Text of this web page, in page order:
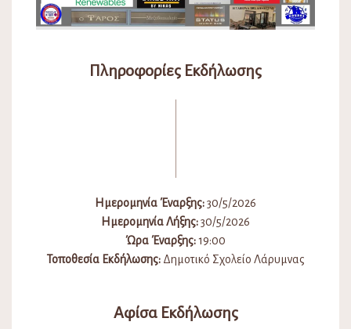
Πληροφορίες Εκδήλωσης
Ημερομηνία Έναρξης:30/5/2026
Ημερομηνία Λήξης:30/5/2026
Ώρα Έναρξης:19:00
Τοποθεσία Εκδήλωσης:Δημοτικό Σχολείο Λάρυμνας
Αφίσα Εκδήλωσης